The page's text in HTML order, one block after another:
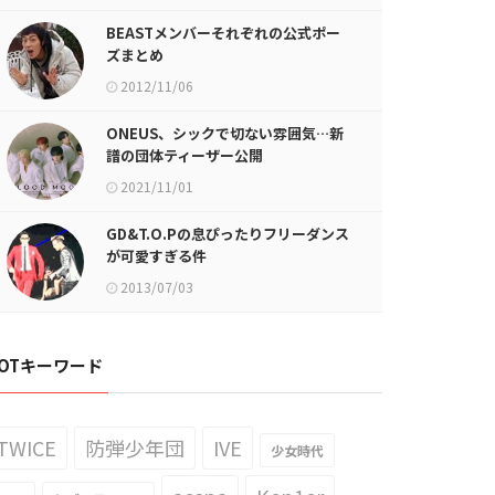
BEASTメンバーそれぞれの公式ポー
ズまとめ
2012/11/06
ONEUS、シックで切ない雰囲気…新
譜の団体ティーザー公開
2021/11/01
GD&T.O.Pの息ぴったりフリーダンス
が可愛すぎる件
2013/07/03
キーワード
防弾少年団 IVE 少女時代